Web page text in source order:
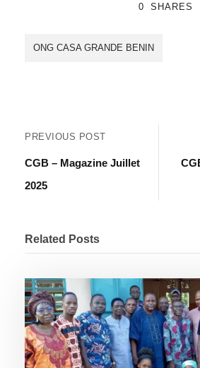
0 SHARES
ONG CASA GRANDE BENIN
PREVIOUS POST
CGB – Magazine Juillet
2025
Related Posts